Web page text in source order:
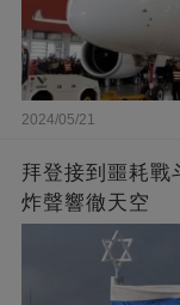
2024/05/21
拜登接到噩耗戰
炸聲響徹天空